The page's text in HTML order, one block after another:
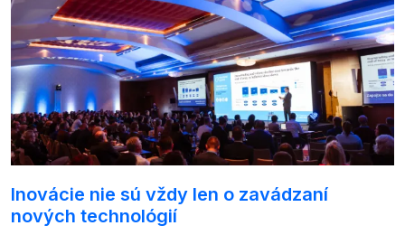
Inovácie nie sú vždy len o zavádzaní
nových technológií